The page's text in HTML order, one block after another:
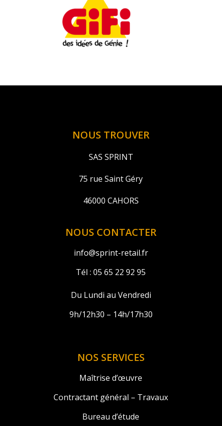
NOUS TROUVER
SAS SPRINT
75 rue Saint Géry
46000 CAHORS
NOUS CONTACTER
info@sprint-retail.fr
Tél : 05 65 22 92 95
Du Lundi au Vendredi
9h/12h30 – 14h/17h30
NOS SERVICES
Maîtrise d’œuvre
Contractant général – Travaux
Bureau d’étude